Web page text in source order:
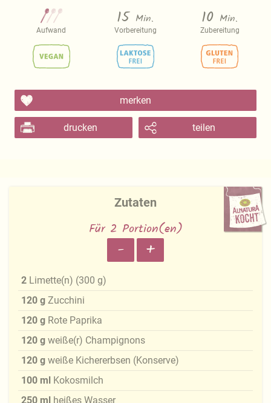
Aufwand
15 Min.
Vorbereitung
10 Min.
Zubereitung
merken
drucken teilen
Zutaten
Für 2 Portion(en)
- +
2 Limette(n) (300 g)
120 g Zucchini
120 g Rote Paprika
120 g weiße(r) Champignons
120 g weiße Kichererbsen (Konserve)
100 ml Kokosmilch
250 ml heißes Wasser